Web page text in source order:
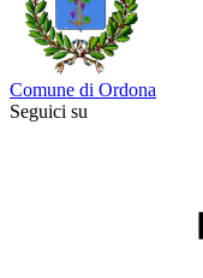
Comune di Ordona
Seguici su